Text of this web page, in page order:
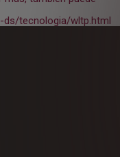
ds/tecnologia/wltp.html